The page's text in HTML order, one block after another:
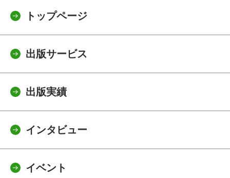
トップページ
出版サービス
出版実績
インタビュー
イベント